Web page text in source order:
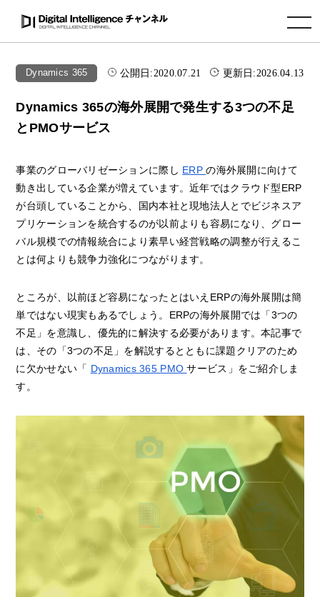
toggle navigation
Dynamics 365 公開日:2020.07.21 更新日:2026.04.13
Dynamics 365の海外展開で発生する3つの不足
とPMOサービス
事業のグローバリゼーションに際し ERPの海外展開に向けて
動き出している企業が増えています。近年ではクラウド型ERP
が台頭していることから、国内本社と現地法人とでビジネスア
プリケーションを統合するのが以前よりも容易になり、グロー
バル規模での情報統合により素早い経営戦略の調整が行えるこ
とは何よりも競争力強化につながります。
ところが、以前ほど容易になったとはいえERPの海外展開は簡
単ではない現実もあるでしょう。ERPの海外展開では「3つの
不足」を意識し、優先的に解決する必要があります。本記事で
は、その「3つの不足」を解説するとともに課題クリアのため
に欠かせない「 Dynamics 365 PMOサービス」をご紹介しま
す。